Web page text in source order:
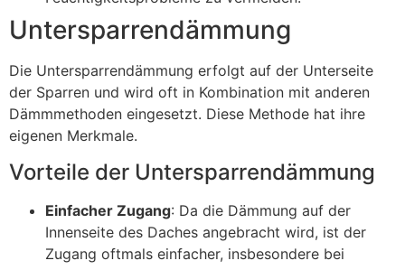
Untersparrendämmung
Die Untersparrendämmung erfolgt auf der Unterseite
der Sparren und wird oft in Kombination mit anderen
Dämmmethoden eingesetzt. Diese Methode hat ihre
eigenen Merkmale.
Vorteile der Untersparrendämmung
Einfacher Zugang: Da die Dämmung auf der
Innenseite des Daches angebracht wird, ist der
Zugang oftmals einfacher, insbesondere bei